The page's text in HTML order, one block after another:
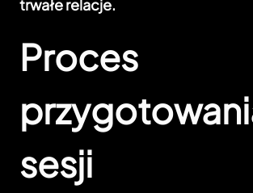
trwałe relacje.
Proces
sesji